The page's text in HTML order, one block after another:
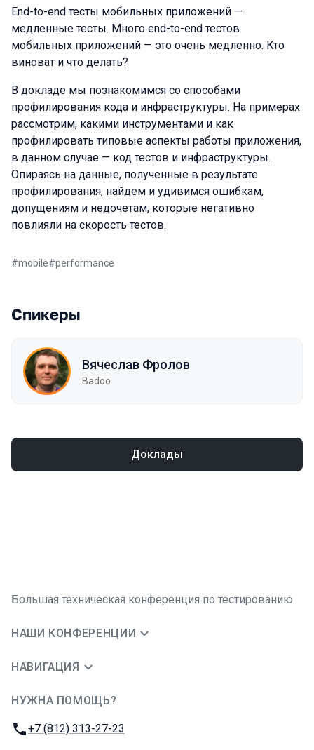
End-to-end тесты мобильных приложений —
медленные тесты. Много end-to-end тестов
мобильных приложений — это очень медленно. Кто
виноват и что делать?
В докладе мы познакомимся со способами
профилирования кода и инфраструктуры. На примерах
рассмотрим, какими инструментами и как
профилировать типовые аспекты работы приложения,
в данном случае — код тестов и инфраструктуры.
Опираясь на данные, полученные в результате
профилирования, найдем и удивимся ошибкам,
допущениям и недочетам, которые негативно
повлияли на скорость тестов.
#mobile#performance
Спикеры
Вячеслав Фролов
Badoo
Доклады
Большая техническая конференция по тестированию
НАШИ КОНФЕРЕНЦИИ
НАВИГАЦИЯ
НУЖНА ПОМОЩЬ?
Телефон:
+7 (812) 313-27-23